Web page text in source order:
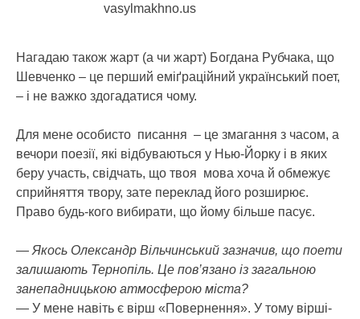
vasylmakhno.us
Нагадаю також жарт (а чи жарт) Богдана Рубчака, що
Шевченко – це перший еміґраційний український поет,
– і не важко здогадатися чому.
Для мене особисто писання – це змагання з часом, а
вечори поезії, які відбуваються у Нью-Йорку і в яких
беру участь, свідчать, що твоя мова хоча й обмежує
сприйняття твору, зате переклад його розширює.
Право будь-кого вибирати, що йому більше пасує.
— Якось Олександр Вільчинський зазначив, що поети
залишають Тернопіль. Це пов’язано із загальною
занепадницькою атмосферою міста?
— У мене навіть є вірш «Повернення». У тому вірші-